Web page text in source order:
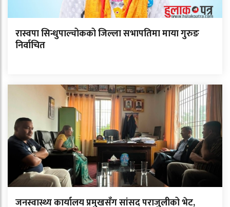
रास्वपा सिन्धुपाल्चोकको जिल्ला सभापतिमा माया गुरुङ
निर्वाचित
जनस्वास्थ्य कार्यालय प्रमुखसँग सांसद पराजुलीको भेट,